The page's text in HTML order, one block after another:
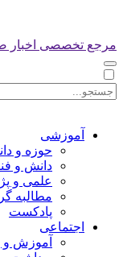
مرجع تخصصی اخبار
آموزشی
حوزه و
دانش و
علمی و
مطالبه
پادکست
اجتماعی
آموزش